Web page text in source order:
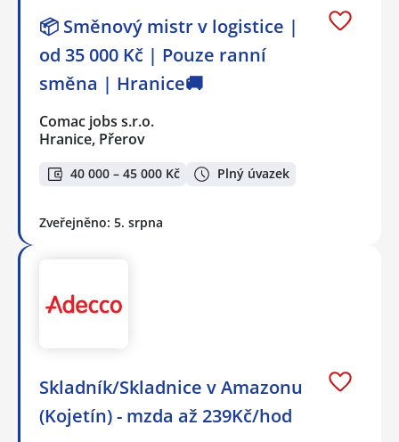
📦 Směnový mistr v logistice |
od 35 000 Kč | Pouze ranní
směna | Hranice🚚
Comac jobs s.r.o.
Hranice, Přerov
40 000 – 45 000 Kč Plný úvazek
Zveřejněno: 5. srpna
Skladník/Skladnice v Amazonu
(Kojetín) - mzda až 239Kč/hod